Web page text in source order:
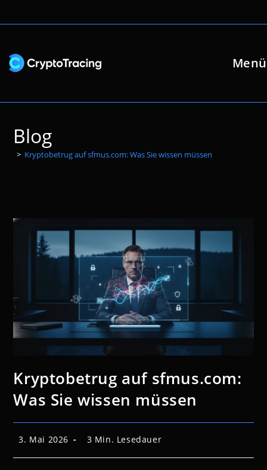
Inhalt
Menü
Blog
> Kryptobetrug auf sfmus.com: Was Sie wissen müssen
Kryptobetrug auf sfmus.com:
Was Sie wissen müssen
Beitrag
3. Mai 2026 Lesedauer:
3 Min. Lesedauer